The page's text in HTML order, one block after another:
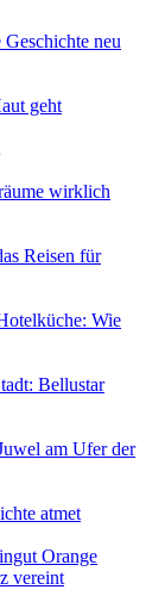
neu
geht
wirklich
Reisen für
Wie
Bellustar
am Ufer der
atmet
Orange
vereint